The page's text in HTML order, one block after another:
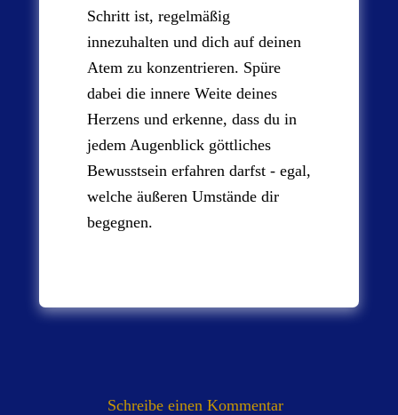
Schritt ist, regelmäßig
innezuhalten und dich auf deinen
Atem zu konzentrieren. Spüre
dabei die innere Weite deines
Herzens und erkenne, dass du in
jedem Augenblick göttliches
Bewusstsein erfahren darfst - egal,
welche äußeren Umstände dir
begegnen.
Schreibe einen Kommentar